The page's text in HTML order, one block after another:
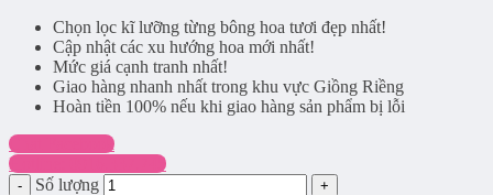
Chọn lọc kĩ lưỡng từng bông hoa tươi đẹp nhất!
Cập nhật các xu hướng hoa mới nhất!
Mức giá cạnh tranh nhất!
Giao hàng nhanh nhất trong khu vực Giồng Riềng
Hoàn tiền 100% nếu khi giao hàng sản phẩm bị lỗi
Chat Facebook
Hotline: 0916.337.745
Số lượng